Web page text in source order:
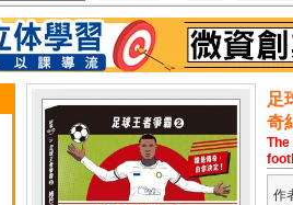
足
奇
The
作